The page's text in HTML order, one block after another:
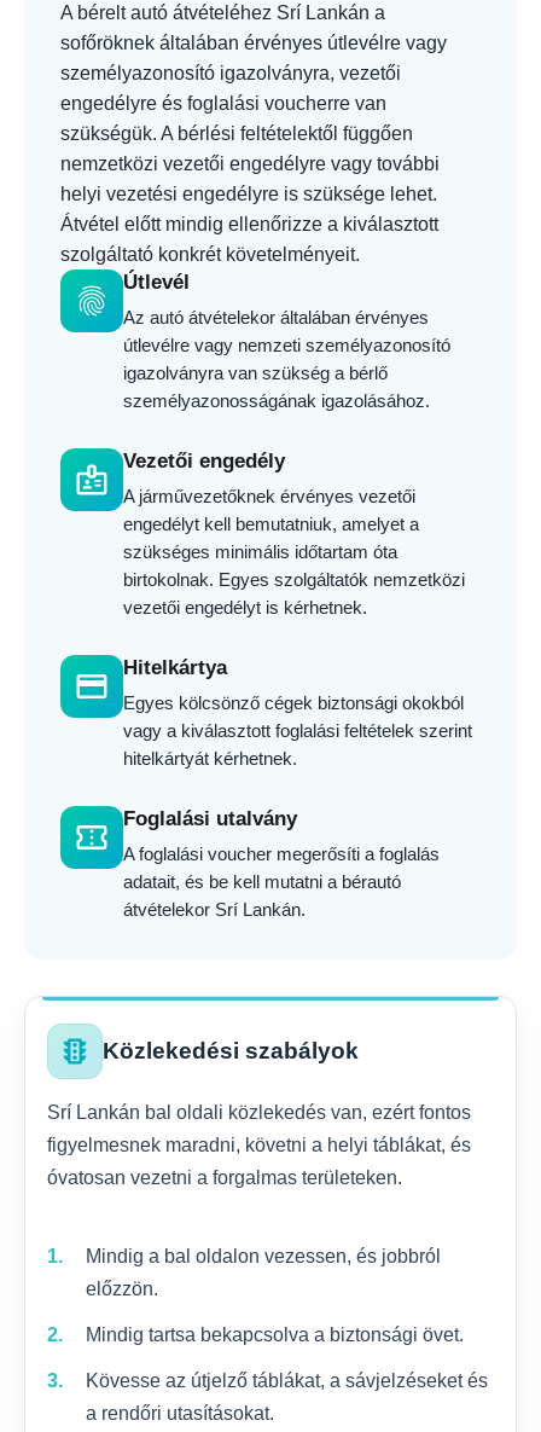
A bérelt autó átvételéhez Srí Lankán a
sofőröknek általában érvényes útlevélre vagy
személyazonosító igazolványra, vezetői
engedélyre és foglalási voucherre van
szükségük. A bérlési feltételektől függően
nemzetközi vezetői engedélyre vagy további
helyi vezetési engedélyre is szüksége lehet.
Átvétel előtt mindig ellenőrizze a kiválasztott
szolgáltató konkrét követelményeit.
fingerprint
Útlevél
Az autó átvételekor általában érvényes
útlevélre vagy nemzeti személyazonosító
igazolványra van szükség a bérlő
személyazonosságának igazolásához.
badge
Vezetői engedély
A járművezetőknek érvényes vezetői
engedélyt kell bemutatniuk, amelyet a
szükséges minimális időtartam óta
birtokolnak. Egyes szolgáltatók nemzetközi
vezetői engedélyt is kérhetnek.
credit_card
Hitelkártya
Egyes kölcsönző cégek biztonsági okokból
vagy a kiválasztott foglalási feltételek szerint
hitelkártyát kérhetnek.
confirmation_number
Foglalási utalvány
A foglalási voucher megerősíti a foglalás
adatait, és be kell mutatni a bérautó
átvételekor Srí Lankán.
traffic Közlekedési szabályok
Srí Lankán bal oldali közlekedés van, ezért fontos
figyelmesnek maradni, követni a helyi táblákat, és
óvatosan vezetni a forgalmas területeken.
Mindig a bal oldalon vezessen, és jobbról
előzzön.
Mindig tartsa bekapcsolva a biztonsági övet.
Kövesse az útjelző táblákat, a sávjelzéseket és
a rendőri utasításokat.